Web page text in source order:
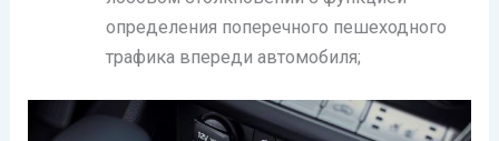
определения поперечного пешеходного
трафика впереди автомобиля;